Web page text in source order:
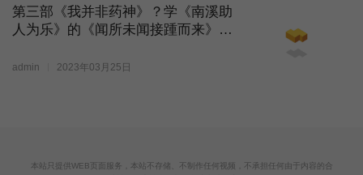
第三部《我并非药神》？学《南溪助
人为乐》的《闻所未闻接踵而来》
admin 2023年03月25日
本站只提供WEB页面服务，本站不存储、不制作任何视频，不承担任何由于内容的合